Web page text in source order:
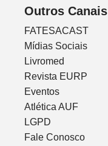
Outros Canais
FATESACAST
Mídias Sociais
Livromed
Revista EURP
Eventos
Atlética AUF
LGPD
Fale Conosco